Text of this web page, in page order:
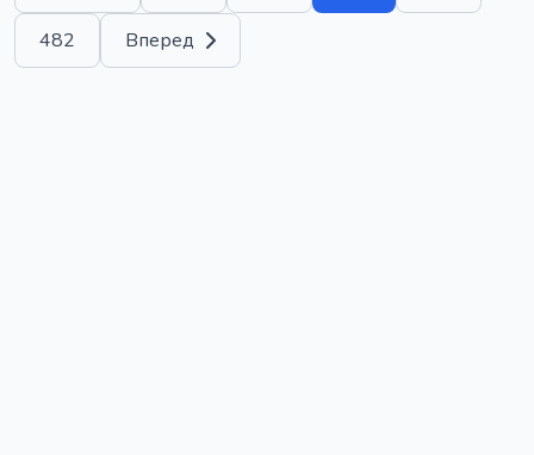
482 Вперед